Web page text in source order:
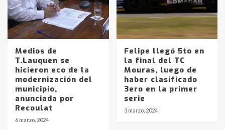
Medios de
T.Lauquen se
hicieron eco de la
modernización del
municipio,
anunciada por
Recoulat
6 marzo, 2024
Felipe llegó 5to en
la final del TC
Mouras, luego de
haber clasificado
3ero en la primer
serie
3 marzo, 2024
Identidad de los adolescentes
pampeanos que fueron
protagonistas del fatal accidente
en la mañana del lunes